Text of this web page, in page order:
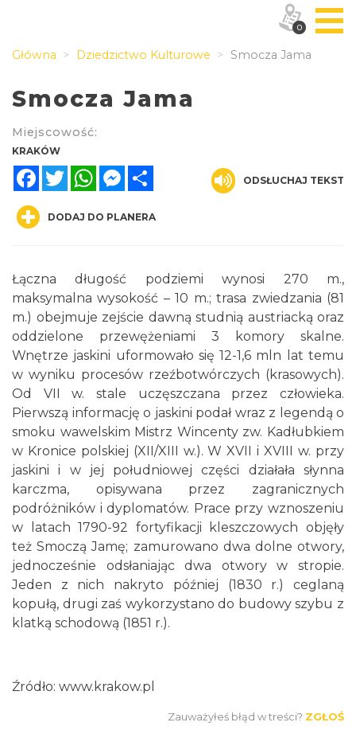
Główna Dziedzictwo Kulturowe Smocza Jama
Smocza Jama
Miejscowość:
KRAKÓW
FacebookTwitterWhatsAppMessenger
ODSŁUCHAJ TEKST
DODAJ DO PLANERA
Łączna długość podziemi wynosi 270 m.,
maksymalna wysokość – 10 m.; trasa zwiedzania (81
m.) obejmuje zejście dawną studnią austriacką oraz
oddzielone przewężeniami 3 komory skalne.
Wnętrze jaskini uformowało się 12-1,6 mln lat temu
w wyniku procesów rzeźbotwórczych (krasowych).
Od VII w. stale uczęszczana przez człowieka.
Pierwszą informację o jaskini podał wraz z legendą o
smoku wawelskim Mistrz Wincenty zw. Kadłubkiem
w Kronice polskiej (XII/XIII w.). W XVII i XVIII w. przy
jaskini i w jej południowej części działała słynna
karczma, opisywana przez zagranicznych
podróżników i dyplomatów. Prace przy wznoszeniu
w latach 1790-92 fortyfikacji kleszczowych objęły
też Smoczą Jamę; zamurowano dwa dolne otwory,
jednocześnie odsłaniając dwa otwory w stropie.
Jeden z nich nakryto później (1830 r.) ceglaną
kopułą, drugi zaś wykorzystano do budowy szybu z
klatką schodową (1851 r.).
Źródło: www.krakow.pl
Zauważyłeś błąd w treści? ZGŁOŚ
0